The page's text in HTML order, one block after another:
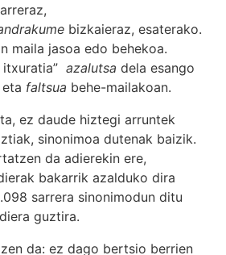
bizkaieraz, esaterako.
maila jasoa edo behekoa.
azalutsa dela esango
faltsua behe-mailakoan.
ez daude hiztegi arruntek
sinonimoa dutenak baizik.
da adierekin ere,
bakarrik azalduko dira
sarrera sinonimodun ditu
guztira.
da: ez dago bertsio berrien